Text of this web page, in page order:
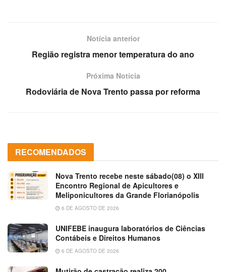
Notícia anterior
Região registra menor temperatura do ano
Próxima Notícia
Rodoviária de Nova Trento passa por reforma
RECOMENDADOS
Nova Trento recebe neste sábado(08) o XIII
Encontro Regional de Apicultores e
Meliponicultores da Grande Florianópolis
6 DE AGOSTO DE 2026
UNIFEBE inaugura laboratórios de Ciências
Contábeis e Direitos Humanos
6 DE AGOSTO DE 2026